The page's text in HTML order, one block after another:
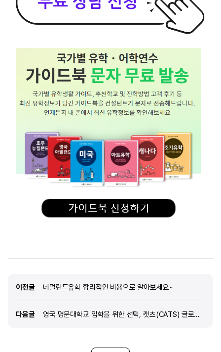
이전글 이전글
네덜란드유학 합리적인 비용으로 알아보세요~
다음글 다음글
영국 명문대학교 입학을 위한 선택, 캣츠(CATS) 글로벌 국제학교!